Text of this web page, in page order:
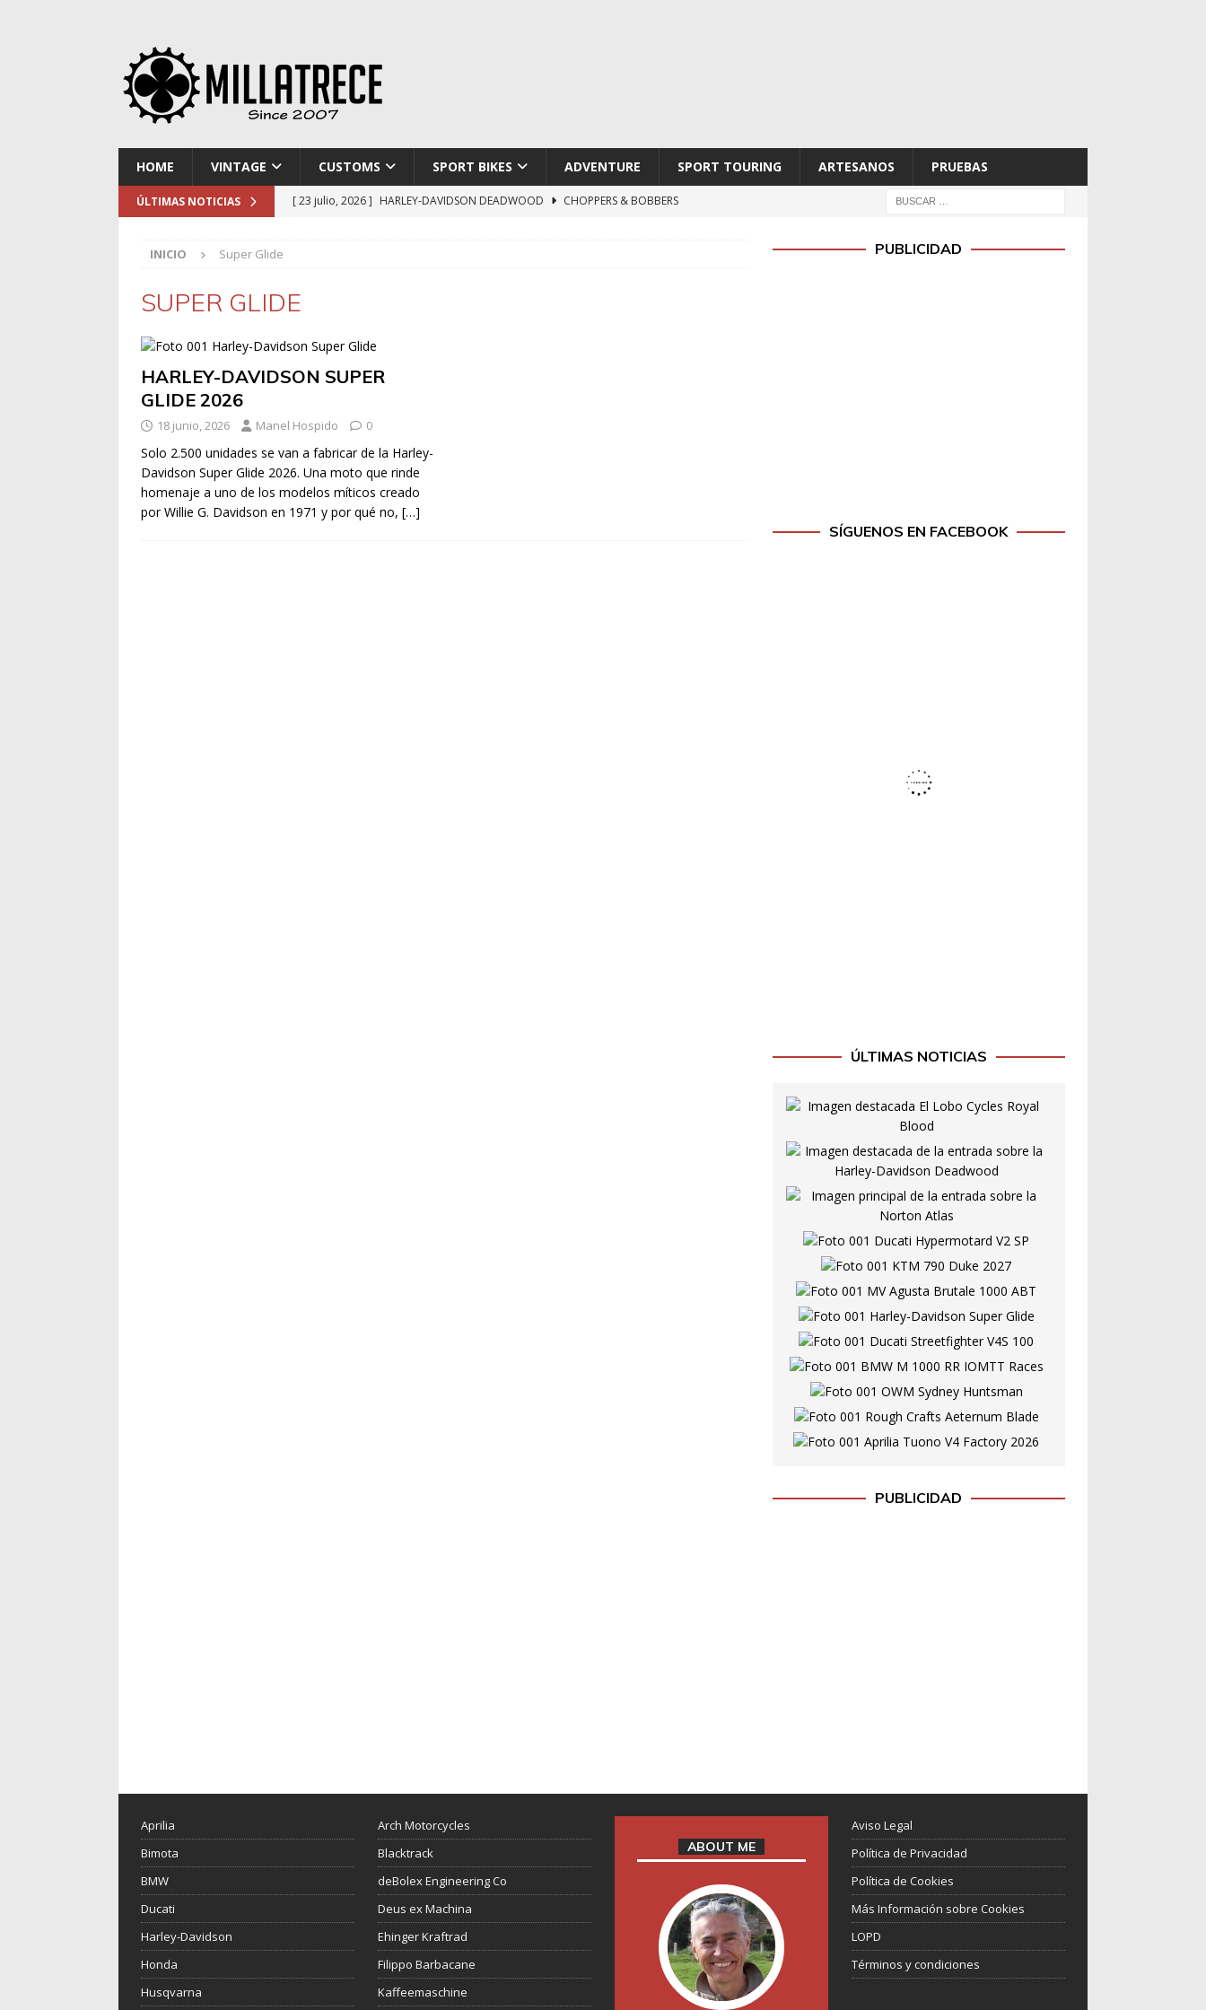
HOME VINTAGE CUSTOMS SPORT BIKES ADVENTURE SPORT TOURING ARTESANOS PRUEBAS
ÚLTIMAS NOTICIAS [ 23 julio, 2026 ] HARLEY-DAVIDSON DEADWOOD
CHOPPERS & BOBBERS
[ 2 julio, 2026 ]
INICIO Super Glide
SUPER GLIDE
HARLEY-DAVIDSON SUPER
GLIDE 2026
18 junio, 2026 Manel Hospido 0
Solo 2.500 unidades se van a fabricar de la Harley-
Davidson Super Glide 2026. Una moto que rinde
homenaje a uno de los modelos míticos creado
por Willie G. Davidson en 1971 y por qué no, […]
PUBLICIDAD
SÍGUENOS EN FACEBOOK
ÚLTIMAS NOTICIAS
PUBLICIDAD
Aprilia
Bimota
BMW
Ducati
Harley-Davidson
Honda
Husqvarna
Arch Motorcycles
Blacktrack
deBolex Engineering Co
Deus ex Machina
Ehinger Kraftrad
Filippo Barbacane
Kaffeemaschine
ABOUT ME
Aviso Legal
Política de Privacidad
Política de Cookies
Más Información sobre Cookies
LOPD
Términos y condiciones